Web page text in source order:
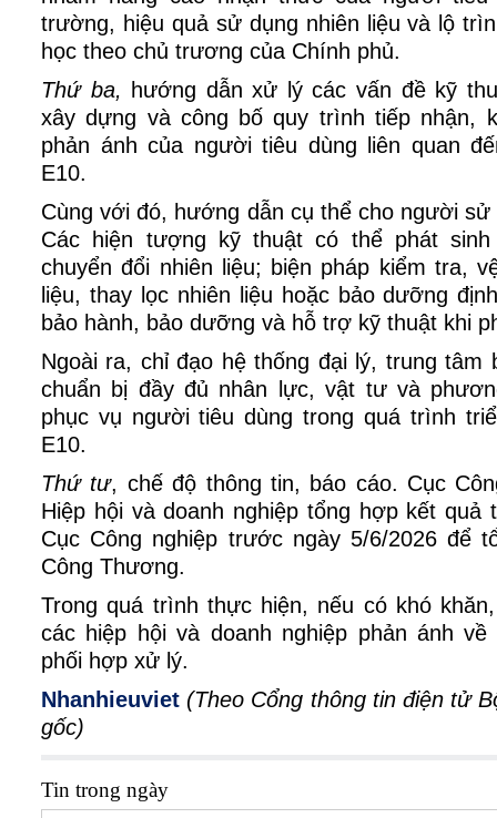
trường, hiệu quả sử dụng nhiên liệu và lộ
học theo chủ trương của Chính phủ.
Thứ ba, hướng dẫn xử lý các vấn đề kỹ
xây dựng và công bố quy trình tiếp nhận,
phản ánh của người tiêu dùng liên quan
E10.
Cùng với đó, hướng dẫn cụ thể cho người
Các hiện tượng kỹ thuật có thể phát
chuyển đổi nhiên liệu; biện pháp kiểm tra,
liệu, thay lọc nhiên liệu hoặc bảo dưỡng
bảo hành, bảo dưỡng và hỗ trợ kỹ thuật khi
Ngoài ra, chỉ đạo hệ thống đại lý, trung tâm
chuẩn bị đầy đủ nhân lực, vật tư và
phục vụ người tiêu dùng trong quá trình
E10.
Thứ tư, chế độ thông tin, báo cáo. Cục
Hiệp hội và doanh nghiệp tổng hợp kết quả
Cục Công nghiệp trước ngày 5/6/2026 để
Công Thương.
Trong quá trình thực hiện, nếu có khó
các hiệp hội và doanh nghiệp phản ánh về
phối hợp xử lý.
Nhanhieuviet (Theo Cổng thông tin điện tử
gốc)
Tin trong ngày